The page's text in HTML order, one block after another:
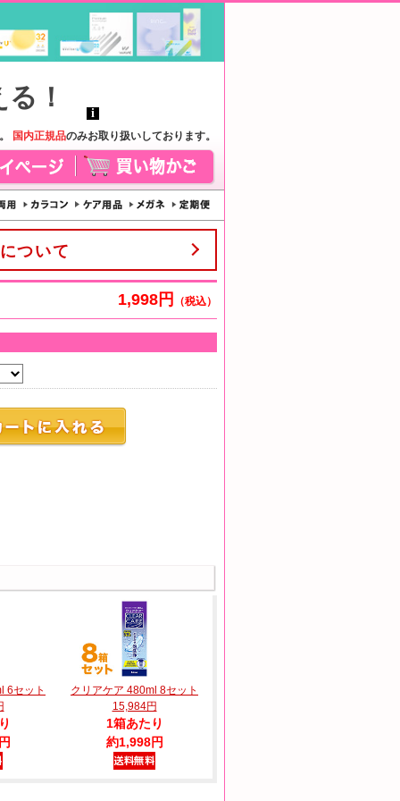
国内正規品のみお取り扱いしております。
ついて
1,998円 （税込）
6セット
クリアケア 480ml 8セット
15,984円
1箱あたり
約1,998円